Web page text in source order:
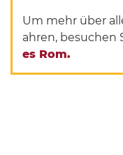
Um mehr über
ahren, besuchen
es Rom.